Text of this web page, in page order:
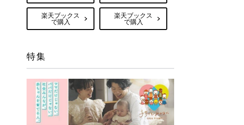
楽天ブックス
で購入
楽天ブックス
で購入
特集